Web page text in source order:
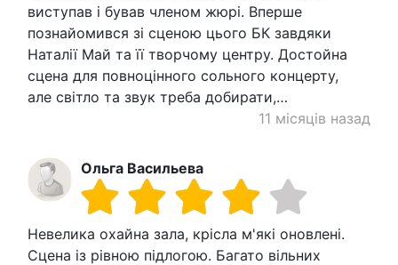
виступав і бував членом жюрі. Вперше
познайомився зі сценою цього БК завдяки
Наталії Май та її творчому центру. Достойна
сцена для повноцінного сольного концерту,
але світло та звук треба добирати,…
11 місяців назад
Ольга Васильева
Невелика охайна зала, крісла м'які оновлені.
Сцена із рівною підлогою. Багато вільних